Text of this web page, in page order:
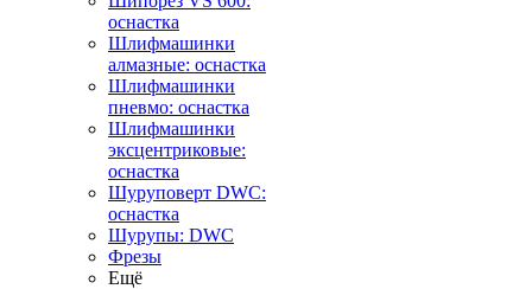
оснастка
Шлифмашинки
алмазные: оснастка
Шлифмашинки
пневмо: оснастка
Шлифмашинки
эксцентриковые:
оснастка
Шуруповерт DWC:
оснастка
Шурупы: DWC
Фрезы
Ещё